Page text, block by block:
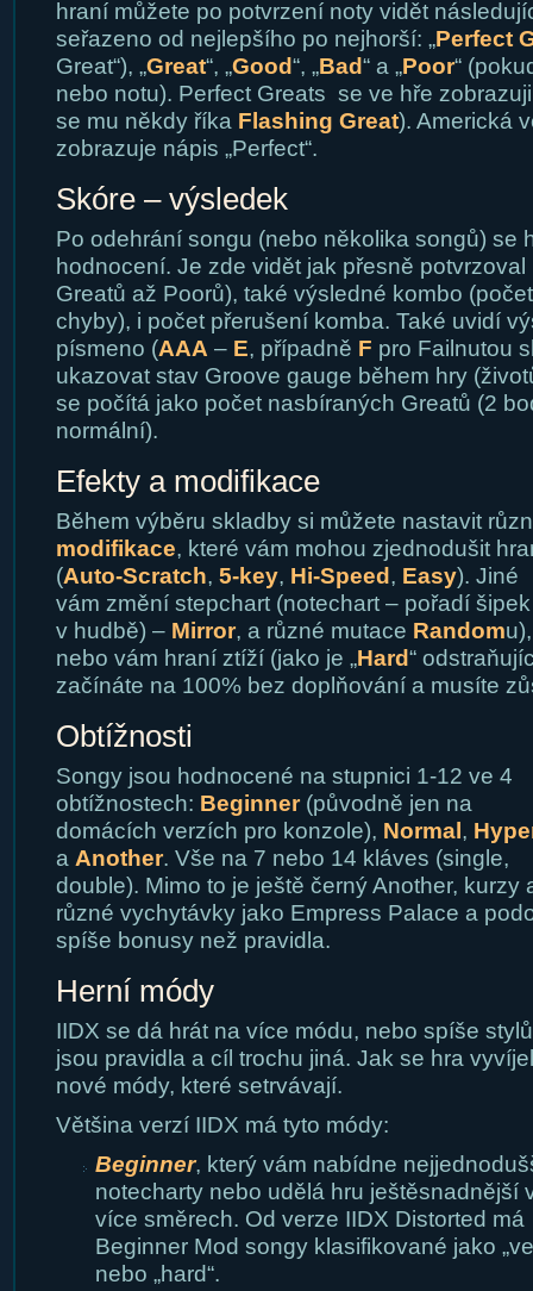
hraní můžete po potvrzení noty vidět
seřazeno od nejlepšího po nejhorší: „Perfect
Great“), „Great“, „Good“, „Bad“ a „Poor“
nebo notu). Perfect Greats se ve hře
se mu někdy říka Flashing Great). Americká
zobrazuje nápis „Perfect“.
Skóre – výsledek
Po odehrání songu (nebo několika songů) se
hodnocení. Je zde vidět jak přesně
Greatů až Poorů), také výsledné kombo
chyby), i počet přerušení komba. Také uvidí
písmeno (AAA – E, případně F pro Failnutou
ukazovat stav Groove gauge během hry
se počítá jako počet nasbíraných Greatů (2
normální).
Efekty a modifikace
Během výběru skladby si můžete nastavit
modifikace, které vám mohou zjednodušit
(Auto-Scratch, 5-key, Hi-Speed , Easy). Jiné
vám změní stepchart (notechart – pořadí šipek
v hudbě) – Mirror, a různé mutace Randomu),
nebo vám hraní ztíží (jako je „Hard“
začínáte na 100% bez doplňování a musíte
Obtížnosti
Songy jsou hodnocené na stupnici 1-12 ve 4
obtížnostech: Beginner(původně jen na
domácích verzích pro konzole), Normal ,
a Another. Vše na 7 nebo 14 kláves (single,
double). Mimo to je ještě černý Another, kurzy
různé vychytávky jako Empress Palace a
spíše bonusy než pravidla.
Herní módy
IIDX se dá hrát na více módu, nebo spíše
jsou pravidla a cíl trochu jiná. Jak se hra
nové módy, které setrvávají.
Většina verzí IIDX má tyto módy:
Beginner, který vám nabídne
notecharty nebo udělá hru ještěsnadnější
více směrech. Od verze IIDX Distorted má
Beginner Mod songy klasifikované jako
nebo „hard“.